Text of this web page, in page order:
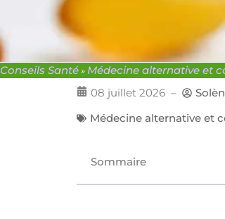
Conseils Santé»Médecine alternative et
08 juillet 2026 –
Médecine alternative et
Sommaire